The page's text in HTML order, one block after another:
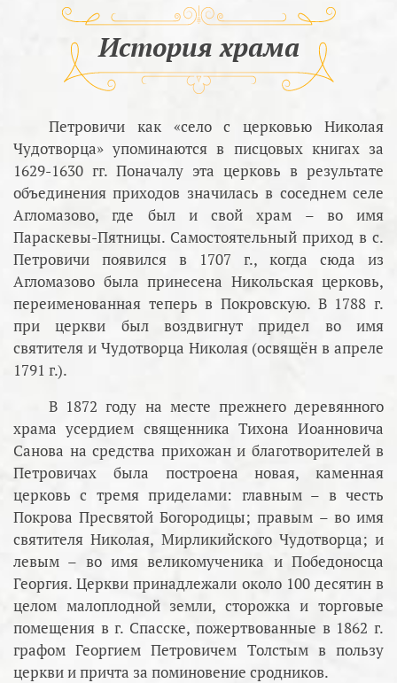
История храма
Петровичи как «село с церковью Николая
Чудотворца» упоминаются в писцовых книгах за
1629-1630 гг. Поначалу эта церковь в результате
объединения приходов значилась в соседнем селе
Агломазово, где был и свой храм – во имя
Параскевы-Пятницы. Самостоятельный приход в с.
Петровичи появился в 1707 г., когда сюда из
Агломазово была принесена Никольская церковь,
переименованная теперь в Покровскую. В 1788 г.
при церкви был воздвигнут придел во имя
святителя и Чудотворца Николая (освящён в апреле
1791 г.).
В 1872 году на месте прежнего деревянного
храма усердием священника Тихона Иоанновича
Санова на средства прихожан и благотворителей в
Петровичах была построена новая, каменная
церковь с тремя приделами: главным – в честь
Покрова Пресвятой Богородицы; правым – во имя
святителя Николая, Мирликийского Чудотворца; и
левым – во имя великомученика и Победоносца
Георгия. Церкви принадлежали около 100 десятин в
целом малоплодной земли, сторожка и торговые
помещения в г. Спасске, пожертвованные в 1862 г.
графом Георгием Петровичем Толстым в пользу
церкви и причта за поминовение сродников.